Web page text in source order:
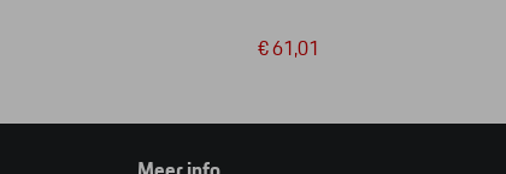
€ 61,01